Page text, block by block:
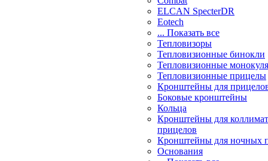
ELCAN SpecterDR
Eotech
... Показать все
Тепловизоры
Тепловизионные бинокли
Тепловизионные
Тепловизионные прицелы
Кронштейны для
Боковые кронштейны
Кольца
Кронштейны для
прицелов
Кронштейны для ночных
Основания